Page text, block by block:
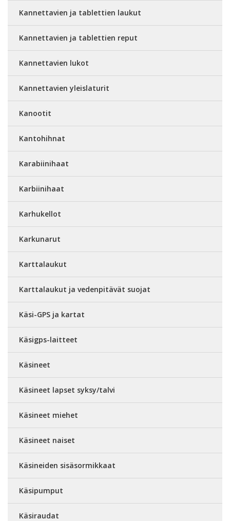
Kannettavien ja tablettien laukut
Kannettavien ja tablettien reput
Kannettavien lukot
Kannettavien yleislaturit
Kanootit
Kantohihnat
Karabiinihaat
Karbiinihaat
Karhukellot
Karkunarut
Karttalaukut
Karttalaukut ja vedenpitävät suojat
Käsi-GPS ja kartat
Käsigps-laitteet
Käsineet
Käsineet lapset syksy/talvi
Käsineet miehet
Käsineet naiset
Käsineiden sisäsormikkaat
Käsipumput
Käsiraudat